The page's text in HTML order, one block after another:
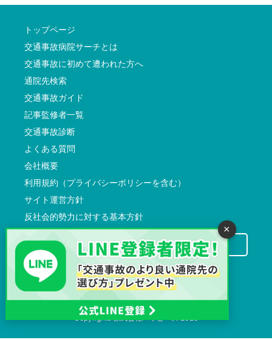
トップページ
交通事故病院サーチとは
交通事故に初めて遭われた方へ
通院先検索
交通事故ガイド
記事監修者一覧
交通事故診断
よくある質問
会社概要
利用規約（プライバシーポリシーを含む）
サイト運営方針
反社会的勢力に対する基本方針
交通事故病院サーチに掲載希望の先生方へ
Copyrights 株式会社ハッピーズ
×